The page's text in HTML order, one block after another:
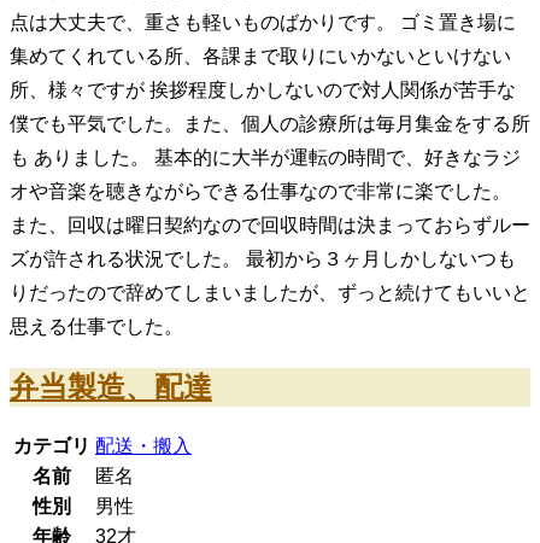
点は大丈夫で、重さも軽いものばかりです。 ゴミ置き場に
集めてくれている所、各課まで取りにいかないといけない
所、様々ですが 挨拶程度しかしないので対人関係が苦手な
僕でも平気でした。また、個人の診療所は毎月集金をする所
も ありました。 基本的に大半が運転の時間で、好きなラジ
オや音楽を聴きながらできる仕事なので非常に楽でした。
また、回収は曜日契約なので回収時間は決まっておらずルー
ズが許される状況でした。 最初から３ヶ月しかしないつも
りだったので辞めてしまいましたが、ずっと続けてもいいと
思える仕事でした。
弁当製造、配達
カテゴリ 配送・搬入
名前
匿名
性別
男性
年齢
32才